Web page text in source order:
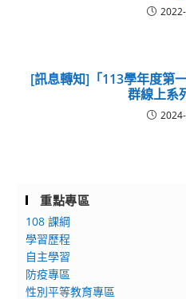
[訊息轉知]「113學年度第
群線上系
重點專區
108 課綱
學習歷程
自主學習
防疫專區
性別平等教育專區